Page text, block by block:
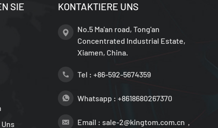
SIE
KONTAKTIERE UNS
No.5 Ma'an road, Tong'an
Concentrated Industrial Estate,
Xiamen, China.
Tel : +86-592-5674359
Whatsapp : +8618680267370
Email : sale-2@kingtom.com.cn，